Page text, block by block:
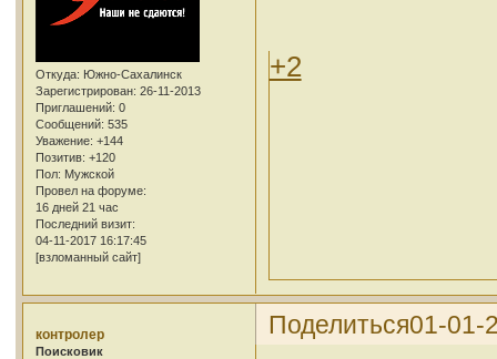
Откуда: Южно-Сахалинск
Зарегистрирован: 26-11-2013
Приглашений: 0
Сообщений: 535
Уважение: +144
Позитив: +120
Пол: Мужской
Провел на форуме:
16 дней 21 час
Последний визит:
04-11-2017 16:17:45
[взломанный сайт]
+2
Поделиться01-01-
контролер
Поисковик